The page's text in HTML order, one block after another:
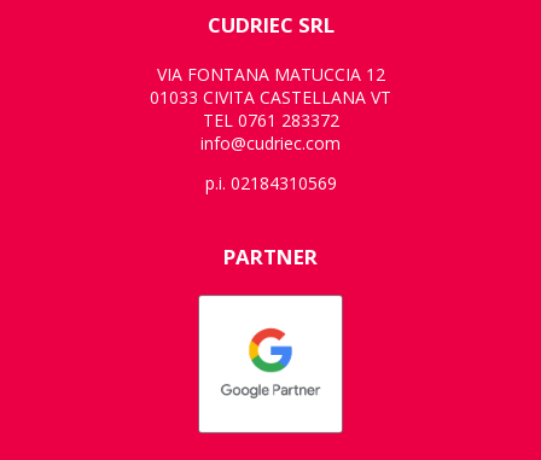
CUDRIEC SRL
VIA FONTANA MATUCCIA 12
01033 CIVITA CASTELLANA VT
TEL 0761 283372
info@cudriec.com
p.i. 02184310569
PARTNER